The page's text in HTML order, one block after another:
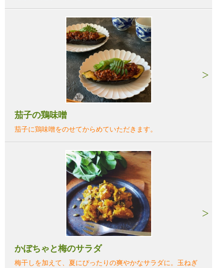
茄子の鶏味噌
茄子に鶏味噌をのせてからめていただきます。
かぼちゃと梅のサラダ
梅干しを加えて、夏にぴったりの爽やかなサラダに。玉ねぎ